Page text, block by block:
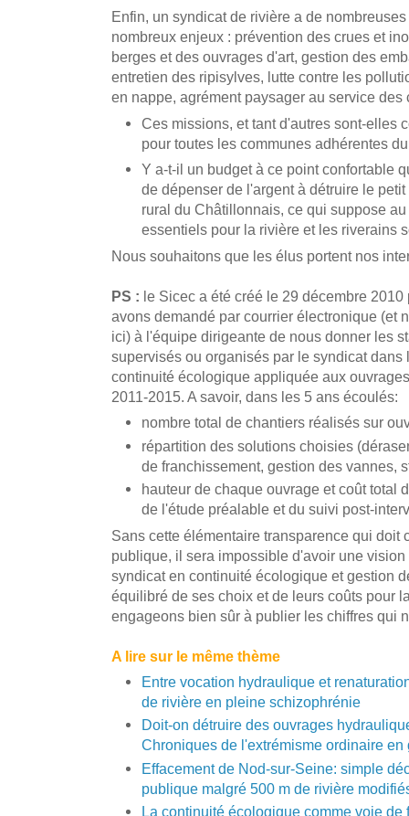
Enfin, un syndicat de rivière a de
nombreux enjeux : prévention des crues et
berges et des ouvrages d'art, gestion des
entretien des ripisylves, lutte contre les
en nappe, agrément paysager au service
Ces missions, et tant d'autres sont-elles
pour toutes les communes adhérentes
Y a-t-il un budget à ce point confortable
de dépenser de l'argent à détruire le
rural du Châtillonnais, ce qui suppose
essentiels pour la rivière et les riverains
Nous souhaitons que les élus portent nos
PS : le Sicec a été créé le 29 décembre
avons demandé par courrier électronique (et
ici) à l'équipe dirigeante de nous donner les
supervisés ou organisés par le syndicat dans
continuité écologique appliquée aux
2011-2015. A savoir, dans les 5 ans écoulés:
nombre total de chantiers réalisés sur
répartition des solutions choisies
de franchissement, gestion des vannes,
hauteur de chaque ouvrage et coût total
de l'étude préalable et du suivi post-
Sans cette élémentaire transparence qui doit
publique, il sera impossible d'avoir une
syndicat en continuité écologique et gestion
équilibré de ses choix et de leurs coûts pour
engageons bien sûr à publier les chiffres qui
A lire sur le même thème
Entre vocation hydraulique et
de rivière en pleine schizophrénie
Doit-on détruire des ouvrages
Chroniques de l'extrémisme ordinaire en
Effacement de Nod-sur-Seine: simple
publique malgré 500 m de rivière
La continuité écologique comme voie de